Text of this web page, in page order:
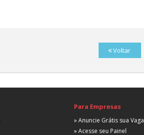
Voltar
Para Empresas
» Anuncie Grátis sua Vaga
» Acesse seu Painel